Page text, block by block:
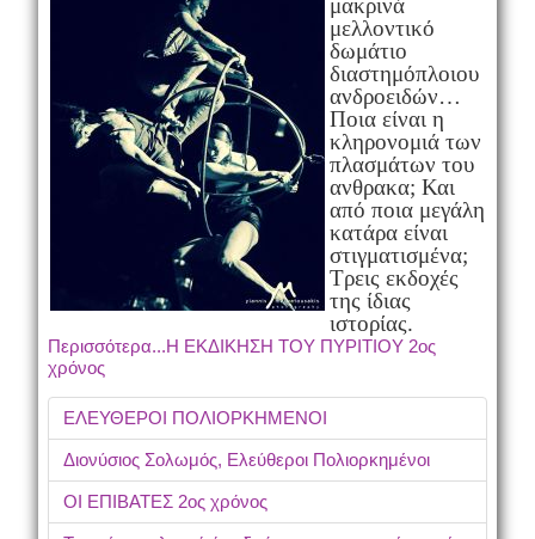
μακρινά
μελλοντικό
δωμάτιο
διαστημόπλοιου
ανδροειδών…
Ποια είναι η
κληρονομιά των
πλασμάτων του
ανθρακα; Και
από ποια μεγάλη
κατάρα είναι
στιγματισμένα;
Τρεις εκδοχές
της ίδιας
ιστορίας.
Περισσότερα...Η ΕΚΔΙΚΗΣΗ ΤΟΥ ΠΥΡΙΤΙΟΥ 2ος
χρόνος
ΕΛΕΥΘΕΡΟΙ ΠΟΛΙΟΡΚΗΜΕΝΟΙ
Διονύσιος Σολωμός, Ελεύθεροι Πολιορκημένοι
ΟΙ ΕΠΙΒΑΤΕΣ 2ος χρόνος